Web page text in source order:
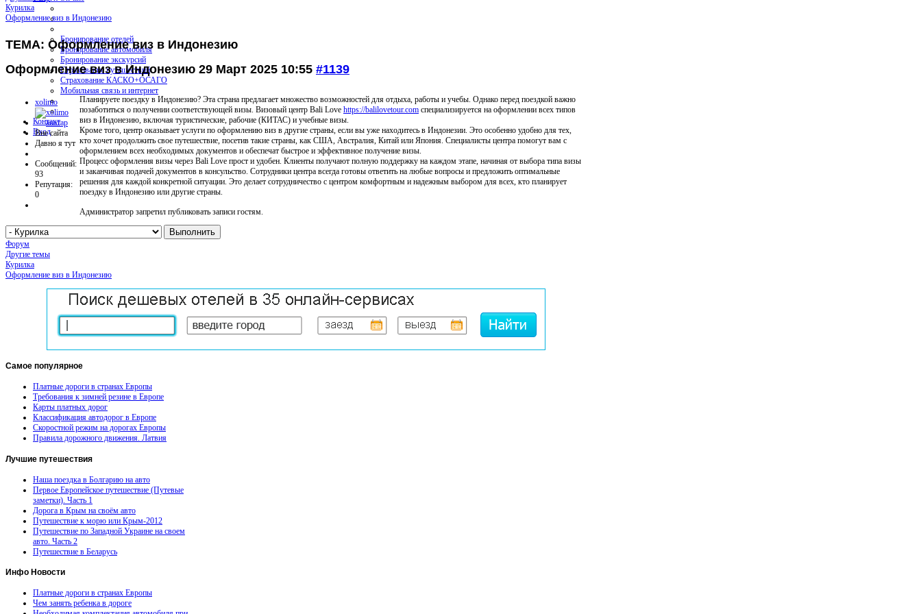
Бронирование отелей
Бронирование автомобиля
Бронирование экскурсий
Страхование путешествий
Страхование КАСКО+ОСАГО
Мобильная связь и интернет
Контакт
Вход
Курилка
Оформление виз в Индонезию
ТЕМА: Оформление виз в Индонезию
Оформление виз в Индонезию 29 Март 2025 10:55 #1139
xolimo
Вне сайта
Давно я тут
Сообщений:
93
Репутация:
0
Планируете поездку в Индонезию? Эта страна предлагает множество возможностей для отдыха, работы и учебы. Однако перед поездкой важно
позаботиться о получении соответствующей визы. Визовый центр Bali Love https://balilovetour.com специализируется на оформлении всех типов
виз в Индонезию, включая туристические, рабочие (КИТАС) и учебные визы.
Кроме того, центр оказывает услуги по оформлению виз в другие страны, если вы уже находитесь в Индонезии. Это особенно удобно для тех,
кто хочет продолжить свое путешествие, посетив такие страны, как США, Австралия, Китай или Япония. Специалисты центра помогут вам с
оформлением всех необходимых документов и обеспечат быстрое и эффективное получение визы.
Процесс оформления визы через Bali Love прост и удобен. Клиенты получают полную поддержку на каждом этапе, начиная от выбора типа визы
и заканчивая подачей документов в консульство. Сотрудники центра всегда готовы ответить на любые вопросы и предложить оптимальные
решения для каждой конкретной ситуации. Это делает сотрудничество с центром комфортным и надежным выбором для всех, кто планирует
поездку в Индонезию или другие страны.
Администратор запретил публиковать записи гостям.
Форум
Другие темы
Курилка
Оформление виз в Индонезию
Самое популярное
Платные дороги в странах Европы
Требования к зимней резине в Европе
Карты платных дорог
Классификация автодорог в Европе
Скоростной режим на дорогах Европы
Правила дорожного движения. Латвия
Лучшие путешествия
Наша поездка в Болгарию на авто
Первое Европейское путешествие (Путевые
заметки). Часть 1
Дорога в Крым на своём авто
Путешествие к морю или Крым-2012
Путешествие по Западной Украине на своем
авто. Часть 2
Путешествие в Беларусь
Инфо Новости
Платные дороги в странах Европы
Чем занять ребенка в дороге